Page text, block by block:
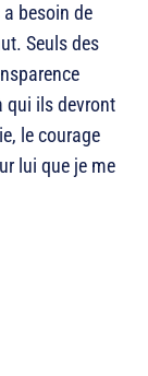
besoin de
Seuls des
qui ils devront
le courage
lui que je me